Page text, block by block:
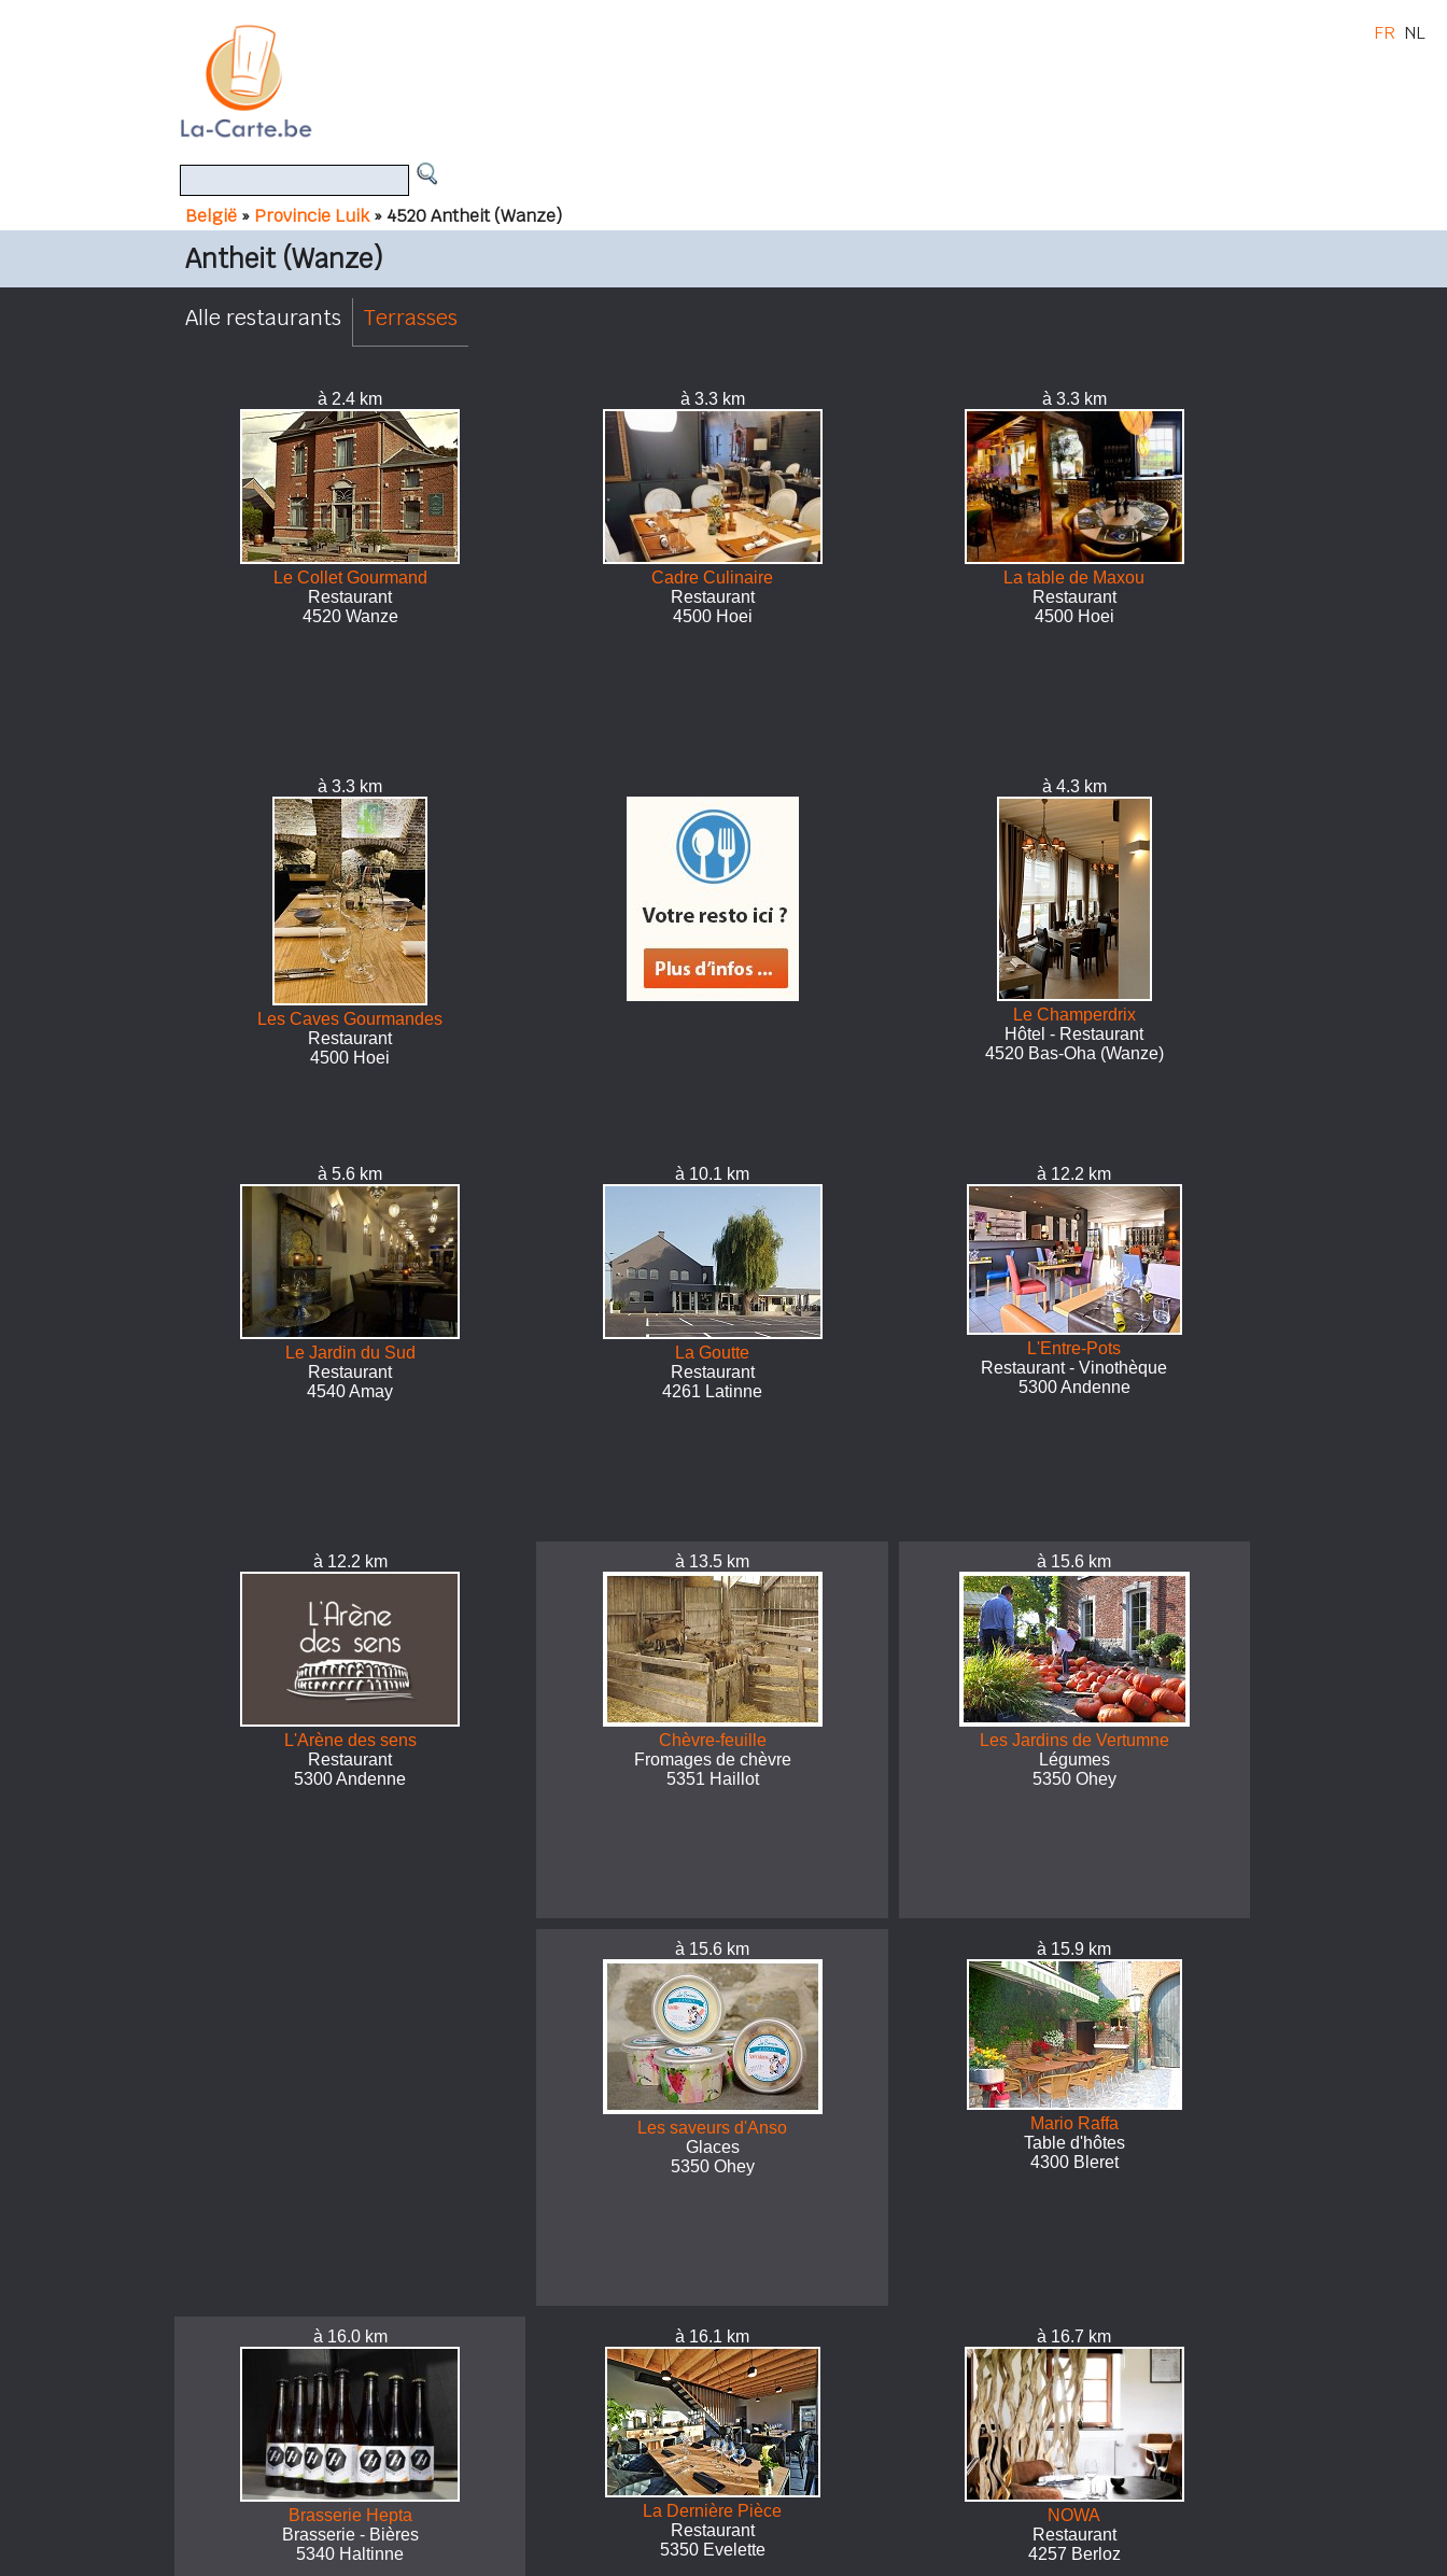
België » Provincie Luik» 4520 Antheit (Wanze)
FR NL
Antheit (Wanze)
Alle restaurants Terrasses
à 2.4 km
Le Collet Gourmand
Restaurant
4520 Wanze
à 3.3 km
Cadre Culinaire
Restaurant
4500 Hoei
à 3.3 km
La table de Maxou
Restaurant
4500 Hoei
à 3.3 km
Les Caves Gourmandes
Restaurant
4500 Hoei
à 4.3 km
Le Champerdrix
Hôtel - Restaurant
4520 Bas-Oha (Wanze)
à 5.6 km
Le Jardin du Sud
Restaurant
4540 Amay
à 10.1 km
La Goutte
Restaurant
4261 Latinne
à 12.2 km
L'Entre-Pots
Restaurant - Vinothèque
5300 Andenne
à 12.2 km
L'Arène des sens
Restaurant
5300 Andenne
à 13.5 km
Chèvre-feuille
Fromages de chèvre
5351 Haillot
à 15.6 km
Les Jardins de Vertumne
Légumes
5350 Ohey
à 15.6 km
Les saveurs d'Anso
Glaces
5350 Ohey
à 15.9 km
Mario Raffa
Table d'hôtes
4300 Bleret
à 16.0 km
Brasserie Hepta
Brasserie - Bières
5340 Haltinne
à 16.1 km
La Dernière Pièce
Restaurant
5350 Evelette
à 16.7 km
NOWA
Restaurant
4257 Berloz